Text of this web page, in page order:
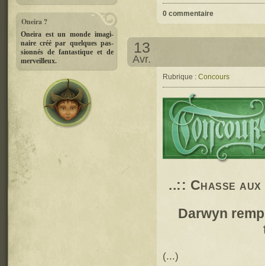
Oneira ?
Oneira est un monde imagi­-
naire créé par quelques pas­
sionnés de fantastique et de
merveilleux.
0 commentaire
13
Avr.
Rubrique : Concours
..:: Chasse
Darwyn
(...)